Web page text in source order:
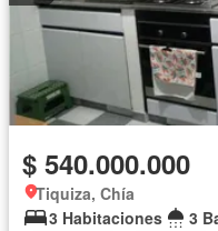
$ 540.000.000
Tiquiza, Chía
3 Habitaciones
3